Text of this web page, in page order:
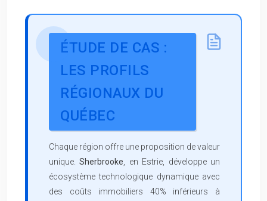
ÉTUDE DE CAS :
LES PROFILS
RÉGIONAUX DU
QUÉBEC
Chaque région offre une proposition de valeur
unique.Sherbrooke, en Estrie, développe un
écosystème technologique dynamique avec
des coûts immobiliers 40% inférieurs à